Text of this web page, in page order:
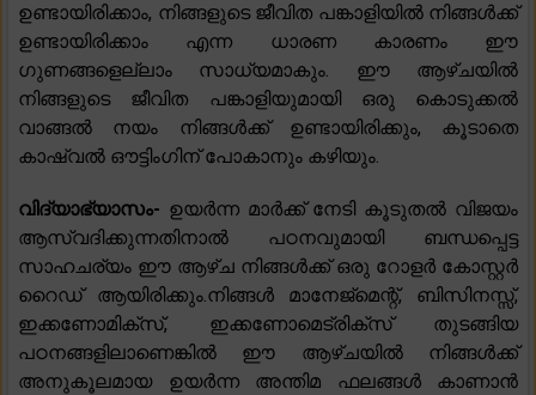
ഉണ്ടായിരിക്കാം, നിങ്ങളുടെ ജീവിത പങ്കാളിയിൽ നിങ്ങൾക്ക്
ഉണ്ടായിരിക്കാം എന്ന ധാരണ കാരണം ഈ
ഗുണങ്ങളെല്ലാം സാധ്യമാകും. ഈ ആഴ്‌ചയിൽ
നിങ്ങളുടെ ജീവിത പങ്കാളിയുമായി ഒരു കൊടുക്കൽ
വാങ്ങൽ നയം നിങ്ങൾക്ക് ഉണ്ടായിരിക്കും, കൂടാതെ
കാഷ്വൽ ഔട്ടിംഗിന് പോകാനും കഴിയും.
വിദ്യാഭ്യാസം- ഉയർന്ന മാർക്ക് നേടി കൂടുതൽ വിജയം
ആസ്വദിക്കുന്നതിനാൽ പഠനവുമായി ബന്ധപ്പെട്ട
സാഹചര്യം ഈ ആഴ്ച നിങ്ങൾക്ക് ഒരു റോളർ കോസ്റ്റർ
റൈഡ് ആയിരിക്കും.നിങ്ങൾ മാനേജ്‌മെന്റ്, ബിസിനസ്സ്,
ഇക്കണോമിക്‌സ്, ഇക്കണോമെട്രിക്‌സ് തുടങ്ങിയ
പഠനങ്ങളിലാണെങ്കിൽ ഈ ആഴ്‌ചയിൽ നിങ്ങൾക്ക്
അനുകൂലമായ ഉയർന്ന അന്തിമ ഫലങ്ങൾ കാണാൻ